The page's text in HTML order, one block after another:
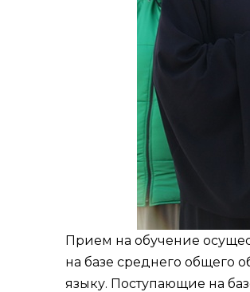
Прием на обучение
на базе среднего общего
языку. Поступающие на